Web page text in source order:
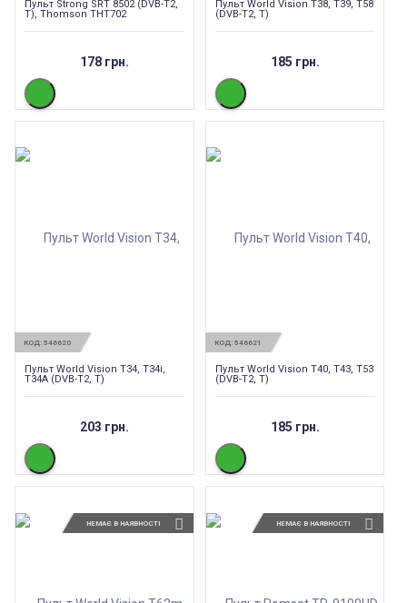
Пульт Strong SRT 8502 (DVB-T2,
T), Thomson THT702
178 грн.
Пульт World Vision T38, T39, T58
(DVB-T2, T)
185 грн.
КОД: 546620
Пульт World Vision T34, T34i,
T34A (DVB-T2, T)
203 грн.
КОД: 546621
Пульт World Vision T40, T43, T53
(DVB-T2, T)
185 грн.
НЕМАЄ В НАЯВНОСТІ НЕМАЄ В НАЯВНОСТІ